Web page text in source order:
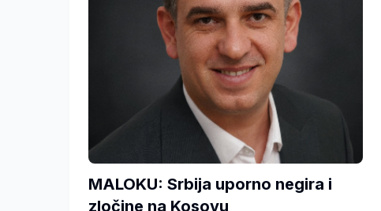
MALOKU: Srbija uporno negira i
zločine na Kosovu